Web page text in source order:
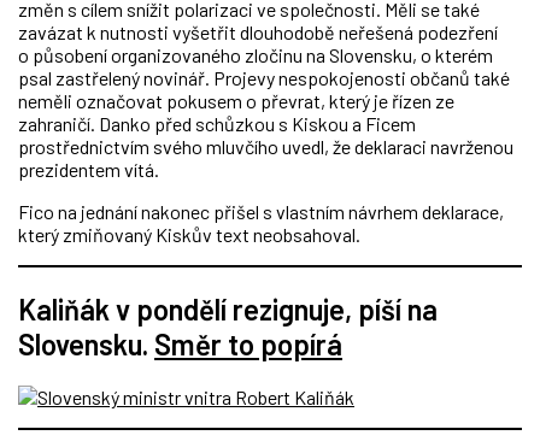
změn s cílem snížit polarizaci ve společnosti. Měli se také
zavázat k nutnosti vyšetřit dlouhodobě neřešená podezření
o působení organizovaného zločinu na Slovensku, o kterém
psal zastřelený novinář. Projevy nespokojenosti občanů také
neměli označovat pokusem o převrat, který je řízen ze
zahraničí. Danko před schůzkou s Kiskou a Ficem
prostřednictvím svého mluvčího uvedl, že deklaraci navrženou
prezidentem vítá.
Fico na jednání nakonec přišel s vlastním návrhem deklarace,
který zmiňovaný Kiskův text neobsahoval.
Kaliňák v pondělí rezignuje, píší na
Slovensku. Směr to popírá